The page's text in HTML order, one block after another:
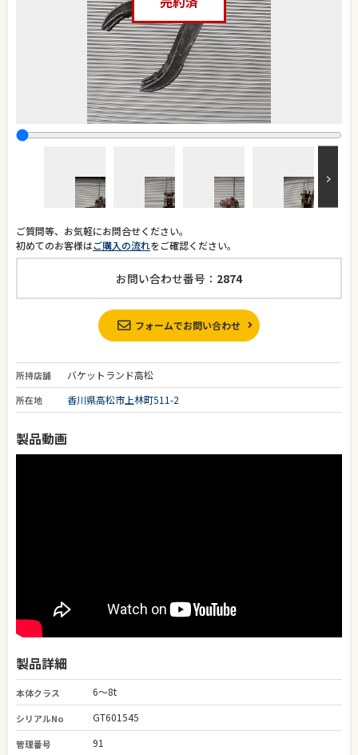
ご質問等、お気軽にお問合せください。
初めてのお客様はご購入の流れをご確認ください。
お問い合わせ番号： 2874
フォームでお問い合わせ
所持店舗 バケットランド高松
所在地 香川県高松市上林町511-2
製品動画
製品詳細
本体クラス 6～8t
シリアルNo GT601545
管理番号 91